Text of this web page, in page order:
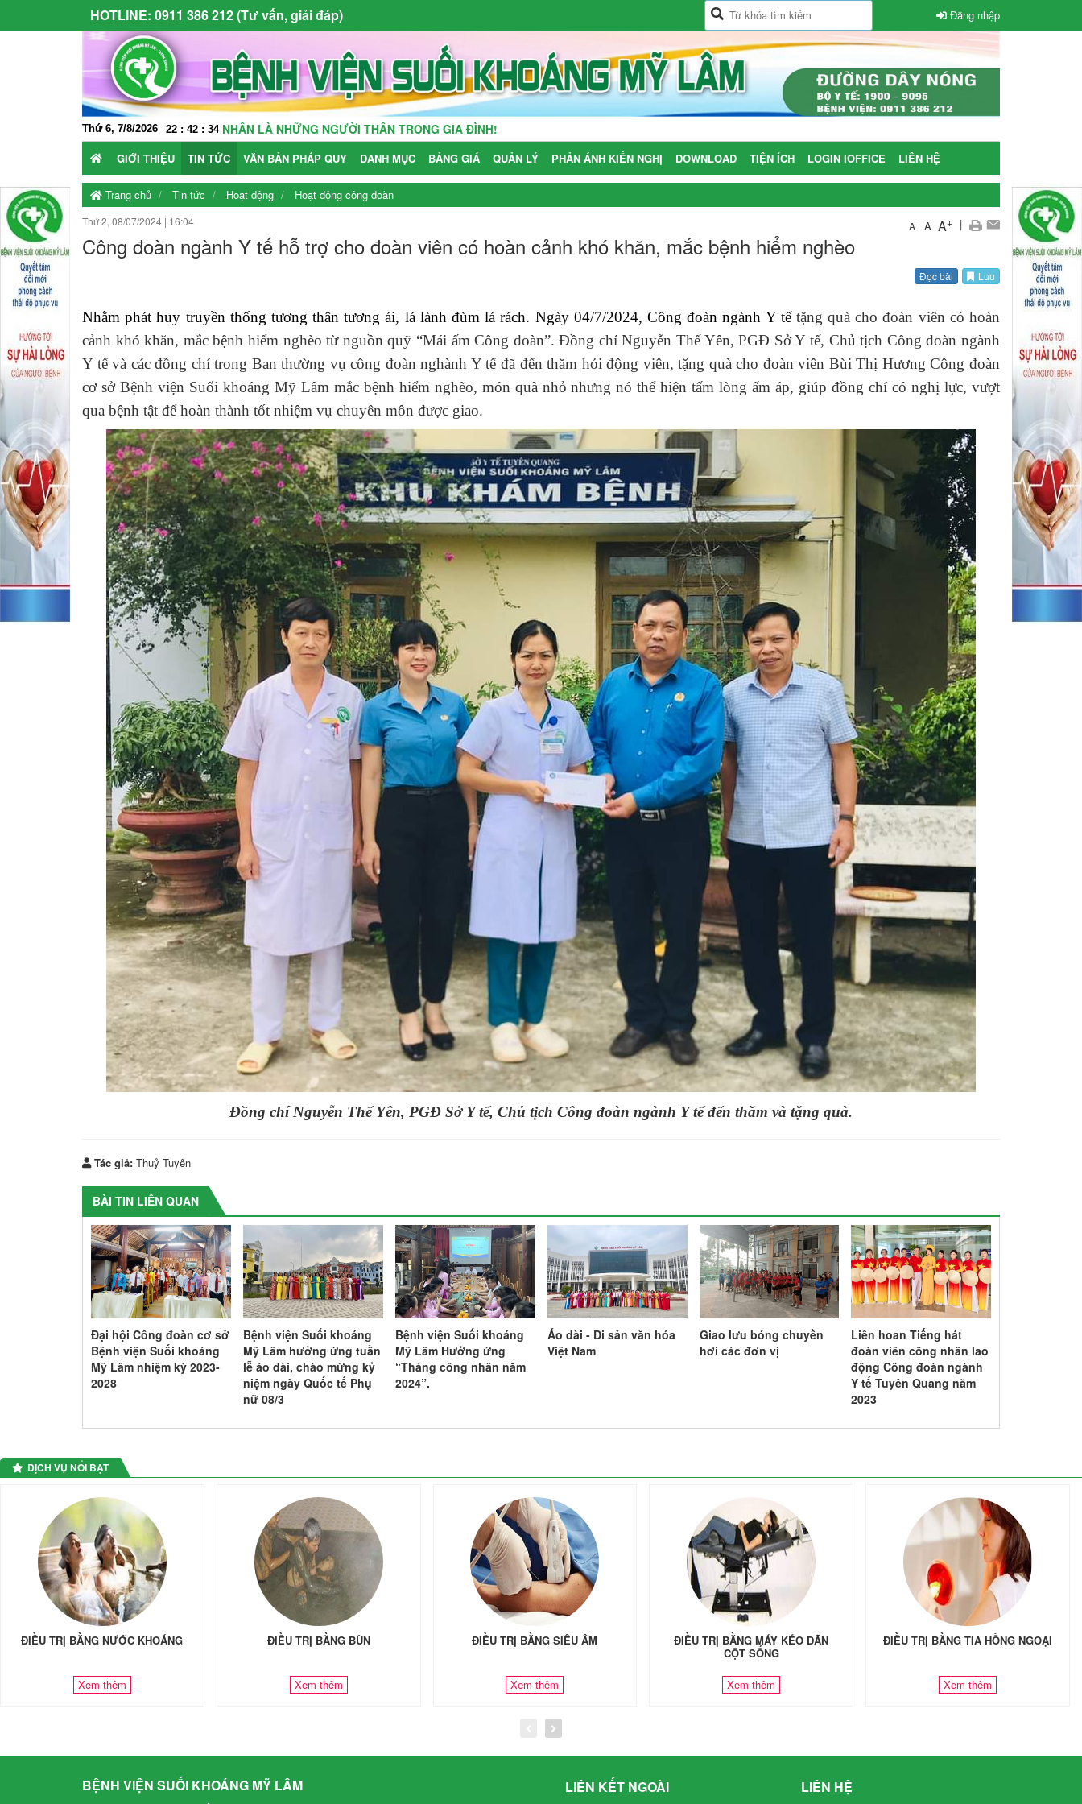
HOTLINE: 0911 386 212 (Tư vấn, giải đáp) Đăng nhập
Thứ 6, 7/8/2026 22 : 42 : 35
THẦY THUỐC VÀ BỆNH NHÂN LÀ NHỮNG NGƯỜI THÂN TRONG GIA ĐÌNH!
GIỚI THIỆU TIN TỨC VĂN BẢN PHÁP QUY DANH MỤC BẢNG GIÁ QUẢN LÝ PHẢN ÁNH KIẾN NGHỊ DOWNLOAD TIỆN ÍCH LOGIN IOFFICE LIÊN HỆ
Trang chủ Tin tức Hoạt động Hoạt động công đoàn
Thứ 2, 08/07/2024 | 16:04 A- A A+ |
Công đoàn ngành Y tế hỗ trợ cho đoàn viên có hoàn cảnh khó khăn, mắc bệnh hiểm nghèo
Đọc bài Lưu
Nhằm phát huy truyền thống tương thân tương ái, lá lành đùm lá rách. Ngày 04/7/2024, Công đoàn ngành Y tế tặng quà cho đoàn viên có hoàn
cảnh khó khăn, mắc bệnh hiểm nghèo từ nguồn quỹ “Mái ấm Công đoàn”. Đồng chí Nguyễn Thế Yên, PGĐ Sở Y tế, Chủ tịch Công đoàn ngành
Y tế và các đồng chí trong Ban thường vụ công đoàn nghành Y tế đã đến thăm hỏi động viên, tặng quà cho đoàn viên Bùi Thị Hương Công đoàn
cơ sở Bệnh viện Suối khoáng Mỹ Lâm mắc bệnh hiểm nghèo, món quà nhỏ nhưng nó thể hiện tấm lòng ấm áp, giúp đồng chí có nghị lực, vượt
qua bệnh tật để hoàn thành tốt nhiệm vụ chuyên môn được giao.
Đồng chí Nguyễn Thế Yên, PGĐ Sở Y tế, Chủ tịch Công đoàn ngành Y tế đến thăm và tặng quà.
Tác giả: Thuỷ Tuyên
BÀI TIN LIÊN QUAN
Đại hội Công đoàn cơ sở
Bệnh viện Suối khoáng
Mỹ Lâm nhiệm kỳ 2023-
2028
Bệnh viện Suối khoáng
Mỹ Lâm hưởng ứng tuần
lễ áo dài, chào mừng kỷ
niệm ngày Quốc tế Phụ
nữ 08/3
Bệnh viện Suối khoáng
Mỹ Lâm Hưởng ứng
“Tháng công nhân năm
2024”.
Áo dài - Di sản văn hóa
Việt Nam
Giao lưu bóng chuyền
hơi các đơn vị
Liên hoan Tiếng hát
đoàn viên công nhân lao
động Công đoàn ngành
Y tế Tuyên Quang năm
2023
DỊCH VỤ NỔI BẬT
ĐIỀU TRỊ BẰNG NƯỚC KHOÁNG
Xem thêm
ĐIỀU TRỊ BẰNG BÙN
Xem thêm
ĐIỀU TRỊ BẰNG SIÊU ÂM
Xem thêm
ĐIỀU TRỊ BẰNG MÁY KÉO DÃN
CỘT SỐNG
Xem thêm
ĐIỀU TRỊ BẰNG TIA HỒNG NGOẠI
Xem thêm
BỆNH VIỆN SUỐI KHOÁNG MỸ LÂM LIÊN KẾT NGOÀI LIÊN HỆ